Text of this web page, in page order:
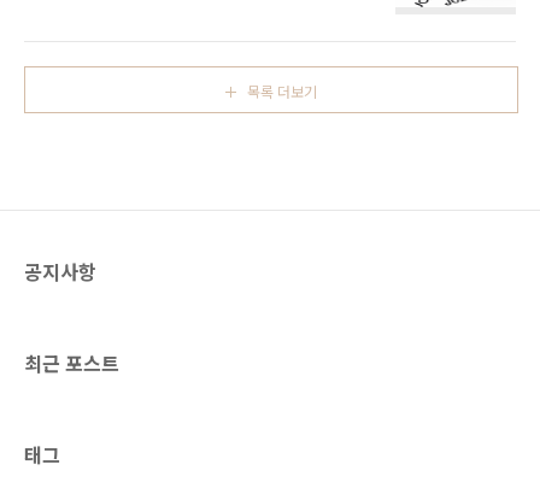
을 프리터라고 대답한 사람이 무려 28.6%였습
람은 57% 이상이었으며, 비자발적인 사람 중 ..
‘청년추가고용장려금 지원사업’입니다. 기업과
업입니다. 중소기업은 성장할 수 있는 성장 동력
목록 더보기
공지사항
최근 포스트
태그